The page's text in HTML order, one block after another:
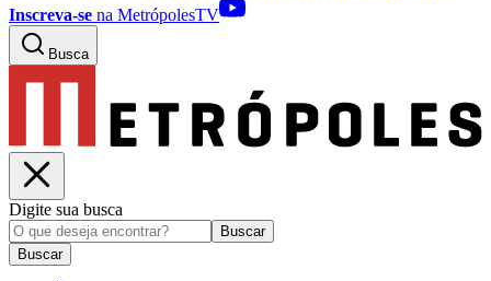
Inscreva-se na MetrópolesTV
Busca
Digite sua busca
Buscar
Buscar